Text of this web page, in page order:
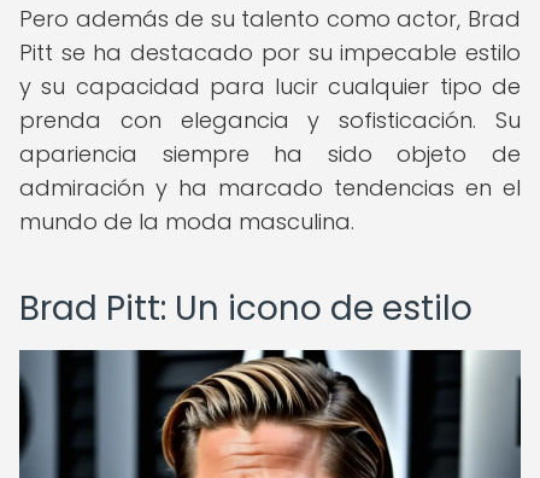
Pero además de su talento como actor, Brad
Pitt se ha destacado por su impecable estilo
y su capacidad para lucir cualquier tipo de
prenda con elegancia y sofisticación. Su
apariencia siempre ha sido objeto de
admiración y ha marcado tendencias en el
mundo de la moda masculina.
Brad Pitt: Un icono de estilo